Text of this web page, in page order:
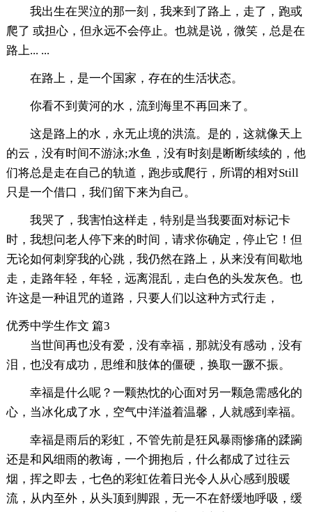
我出生在哭泣的那一刻，我来到了路上，走了，跑或
爬了 或担心，但永远不会停止。也就是说，微笑，总是在
路上... ...
在路上，是一个国家，存在的生活状态。
你看不到黄河的水，流到海里不再回来了。
这是路上的水，永无止境的洪流。是的，这就像天上
的云，没有时间不游泳;水鱼，没有时刻是断断续续的，他
们将总是走在自己的轨道，跑步或爬行，所谓的相对Still
只是一个借口，我们留下来为自己。
我哭了，我害怕这样走，特别是当我要面对标记卡
时，我想问老人停下来的时间，请求你确定，停止它！但
无论如何刺穿我的心跳，我仍然在路上，从来没有间歇地
走，走路年轻，年轻，远离混乱，走白色的头发灰色。也
许这是一种诅咒的道路，只要人们以这种方式行走，
优秀中学生作文 篇3
当世间再也没有爱，没有幸福，那就没有感动，没有
泪，也没有成功，思维和肢体的僵硬，换取一蹶不振。
幸福是什么呢？一颗热忱的心面对另一颗急需感化的
心，当冰化成了水，空气中洋溢着温馨，人就感到幸福。
幸福是雨后的彩虹，不管先前是狂风暴雨惨痛的蹂躏
还是和风细雨的教诲，一个拥抱后，什么都成了过往云
烟，挥之即去，七色的彩虹佐着日光令人从心感到股暖
流，从内至外，从头顶到脚跟，无一不在舒缓地呼吸，缓